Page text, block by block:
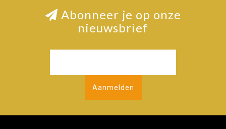
Abonneer je op onze
nieuwsbrief
Aanmelden